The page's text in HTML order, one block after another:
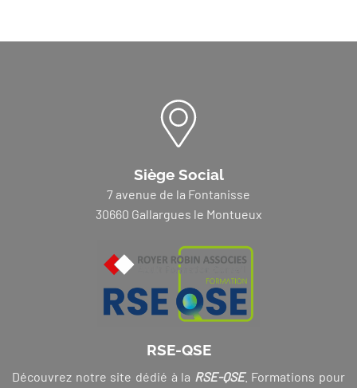
Siège Social
7 avenue de la Fontanisse
30660 Gallargues le Montueux
RSE-QSE
Découvrez notre site dédié à la RSE-QSE. Formations pour